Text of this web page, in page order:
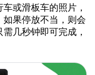
或滑板车的照片，
果停放不当，则会
几秒钟即可完成，